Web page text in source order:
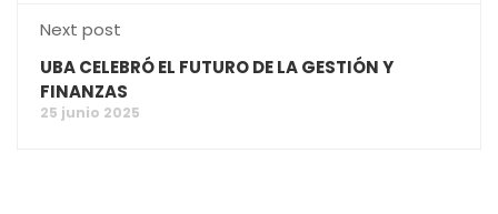
Next post
UBA CELEBRÓ EL FUTURO DE LA GESTIÓN Y
FINANZAS
25 junio 2025